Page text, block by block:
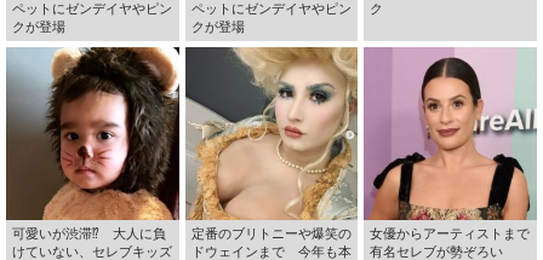
ペットにゼンデイヤやピン
クが登場
ペットにゼンデイヤやピン
クが登場
ク
可愛いが渋滞⁉ 大人に負
けていない、セレブキッズ
定番のブリトニーや爆笑の
ドウェインまで 今年も本
女優からアーティストまで
有名セレブが勢ぞろい